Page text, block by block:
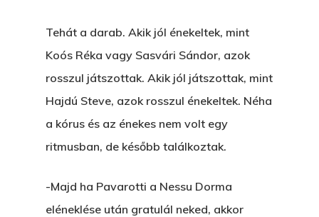
Tehát a darab. Akik jól énekeltek, mint
Koós Réka vagy Sasvári Sándor, azok
rosszul játszottak. Akik jól játszottak, mint
Hajdú Steve, azok rosszul énekeltek. Néha
a kórus és az énekes nem volt egy
ritmusban, de később találkoztak.
-Majd ha Pavarotti a Nessu Dorma
eléneklése után gratulál neked, akkor